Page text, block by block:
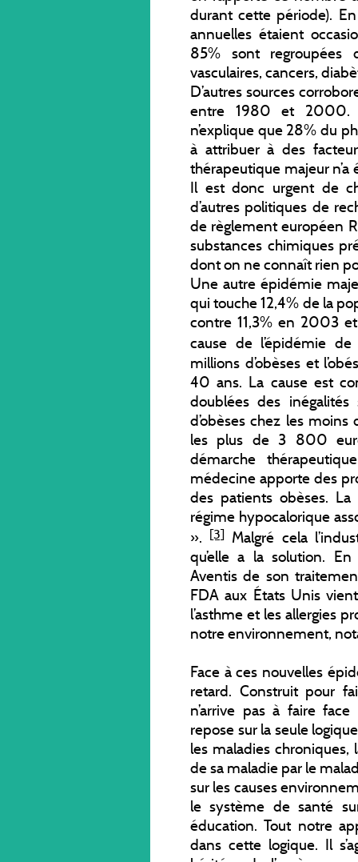
durant cette période).
annuelles étaient
85% sont regroupées
vasculaires, cancers,
D’autres sources
entre 1980 et 2000.
n’explique que 28% du
à attribuer à des
thérapeutique majeur
Il est donc urgent de
d’autres politiques de
de règlement européen
substances chimiques
dont on ne connaît rien
Une autre épidémie
qui touche 12,4% de la
contre 11,3% en 2003
cause de l’épidémie
millions d’obèses et
40 ans. La cause est
doublées des inégalités
d’obèses chez les
les plus de 3 800
démarche
médecine apporte des
des patients obèses.
régime hypocalorique
». [3] Malgré cela
qu’elle a la solution.
Aventis de son
FDA aux États Unis
l’asthme et les allergies
notre environnement,
Face à ces nouvelles
retard. Construit pour
n’arrive pas à faire
repose sur la seule
les maladies
de sa maladie par le
sur les causes
le système de santé
éducation. Tout notre
dans cette logique. Il